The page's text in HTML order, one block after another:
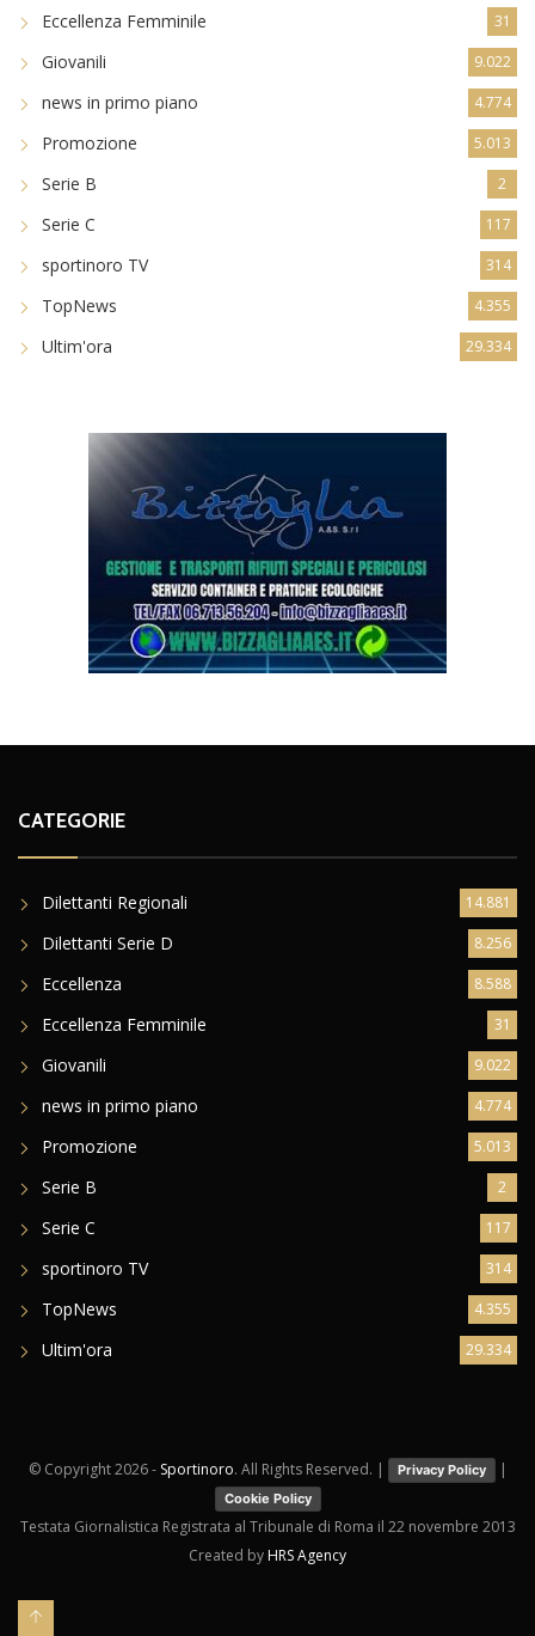
Eccellenza Femminile 31
Giovanili 9.022
news in primo piano 4.774
Promozione 5.013
Serie B 2
Serie C 117
sportinoro TV 314
TopNews 4.355
Ultim'ora 29.334
CATEGORIE
Dilettanti Regionali 14.881
Dilettanti Serie D 8.256
Eccellenza 8.588
Eccellenza Femminile 31
Giovanili 9.022
news in primo piano 4.774
Promozione 5.013
Serie B 2
Serie C 117
sportinoro TV 314
TopNews 4.355
Ultim'ora 29.334
© Copyright2026 - Sportinoro. All Rights Reserved. | Privacy Policy |
Cookie Policy
Testata Giornalistica Registrata al Tribunale di Roma il 22 novembre 2013
Created by HRS Agency